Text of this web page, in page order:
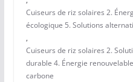
Cuiseurs de riz solaires 2.
écologique 5. Solutions
,
Cuiseurs de riz solaires 2.
durable 4. Énergie
carbone